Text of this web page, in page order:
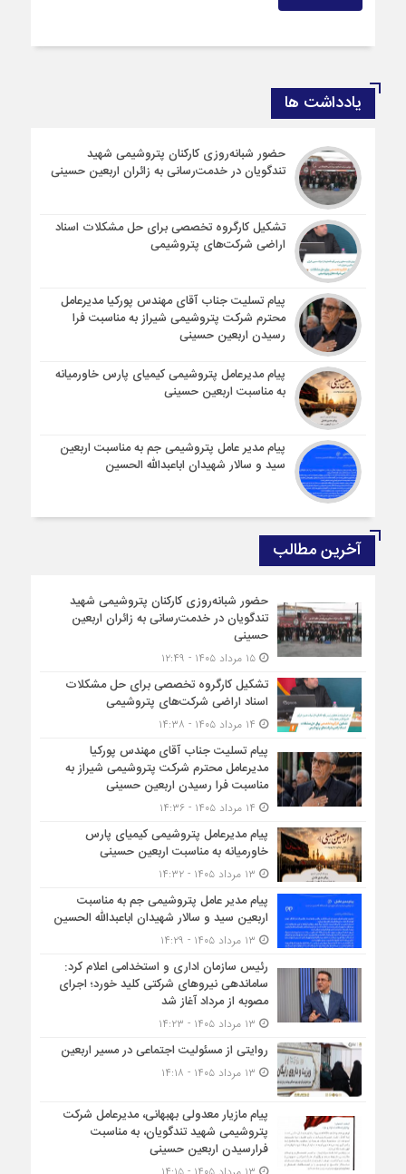
یادداشت ها
حضور شبانه‌روزی کارکنان پتروشیمی شهید
تندگویان در خدمت‌رسانی به زائران اربعین حسینی
تشکیل کارگروه تخصصی برای حل مشکلات اسناد
اراضی شرکت‌های پتروشیمی
پیام تسلیت جناب آقای مهندس پوركیا مدیرعامل
محترم شركت پتروشیمی شیراز به مناسبت فرا
رسیدن اربعین حسینی
پیام مدیرعامل پتروشیمی کیمیای پارس خاورمیانه
به مناسبت اربعین حسینی
پیام مدیر عامل پتروشیمی جم به مناسبت اربعین
سید و سالار شهیدان اباعبدالله الحسین
آخرین مطالب
حضور شبانه‌روزی کارکنان پتروشیمی شهید
تندگویان در خدمت‌رسانی به زائران اربعین
حسینی
۱۵ مرداد ۱۴۰۵ - ۱۲:۴۹
تشکیل کارگروه تخصصی برای حل مشکلات
اسناد اراضی شرکت‌های پتروشیمی
پیام تسلیت جناب آقای مهندس پوركیا
مدیرعامل محترم شركت پتروشیمی شیراز به
مناسبت فرا رسیدن اربعین حسینی
پیام مدیرعامل پتروشیمی کیمیای پارس
خاورمیانه به مناسبت اربعین حسینی
پیام مدیر عامل پتروشیمی جم به مناسبت
اربعین سید و سالار شهیدان اباعبدالله الحسین
رئیس سازمان اداری و استخدامی اعلام کرد:
ساماندهی نیروهای شرکتی کلید خورد؛ اجرای
مصوبه از مرداد آغاز شد
روایتی از مسئولیت اجتماعی در مسیر اربعین
پیام مازیار معدولی بهبهانی، مدیرعامل شرکت
پتروشیمی شهید تندگویان، به مناسبت
فرارسیدن اربعین حسینی